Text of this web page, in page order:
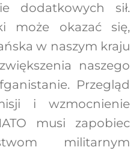
dodatkowych sił.
może okazać się,
w naszym kraju
naszego
Przegląd
i wzmocnienie
musi zapobiec
militarnym